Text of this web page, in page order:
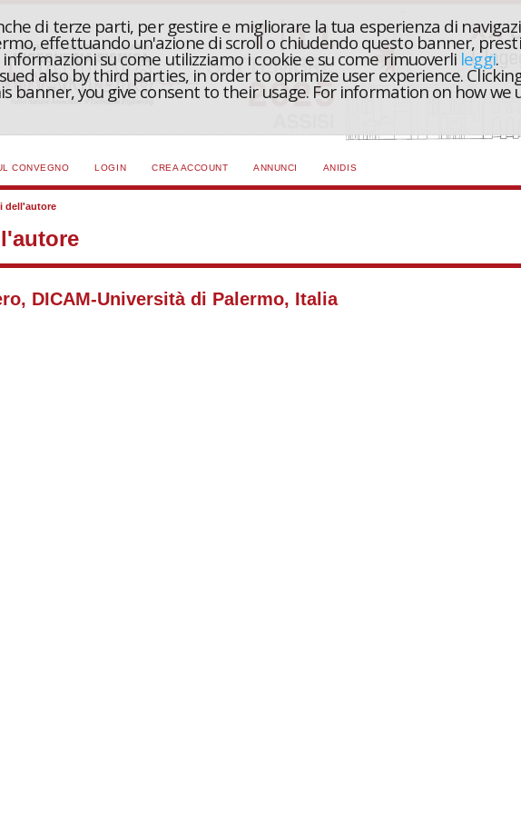
di terze parti, per gestire e migliorare la tua esperienza di
effettuando un'azione di scroll o chiudendo questo banner,
su come utilizziamo i cookie e su come rimuoverli leggi.
also by third parties, in order to oprimize user experience.
banner, you give consent to their usage. For information on how we
CONVEGNO LOGIN CREA ACCOUNT ANNUNCI ANIDIS
dell'autore
DICAM-Università di Palermo, Italia